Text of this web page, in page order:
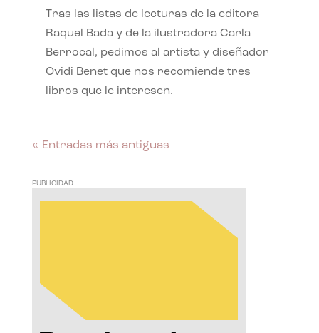
Tras las listas de lecturas de la editora
Raquel Bada y de la ilustradora Carla
Berrocal, pedimos al artista y diseñador
Ovidi Benet que nos recomiende tres
libros que le interesen.
« Entradas más antiguas
PUBLICIDAD